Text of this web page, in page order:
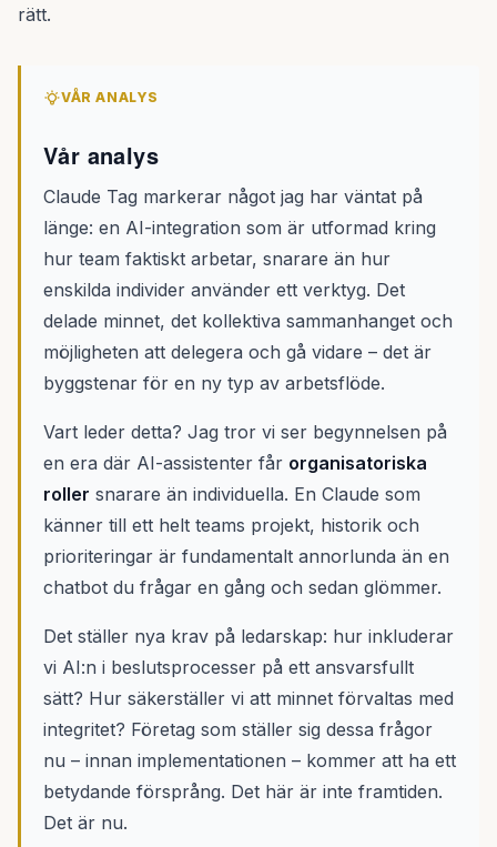
rätt.
VÅR ANALYS
Vår analys
Claude Tag markerar något jag har väntat på
länge: en AI-integration som är utformad kring
hur team faktiskt arbetar, snarare än hur
enskilda individer använder ett verktyg. Det
delade minnet, det kollektiva sammanhanget och
möjligheten att delegera och gå vidare – det är
byggstenar för en ny typ av arbetsflöde.
Vart leder detta? Jag tror vi ser begynnelsen på
en era där AI-assistenter får organisatoriska
roller snarare än individuella. En Claude som
känner till ett helt teams projekt, historik och
prioriteringar är fundamentalt annorlunda än en
chatbot du frågar en gång och sedan glömmer.
Det ställer nya krav på ledarskap: hur inkluderar
vi AI:n i beslutsprocesser på ett ansvarsfullt
sätt? Hur säkerställer vi att minnet förvaltas med
integritet? Företag som ställer sig dessa frågor
nu – innan implementationen – kommer att ha ett
betydande försprång. Det här är inte framtiden.
Det är nu.